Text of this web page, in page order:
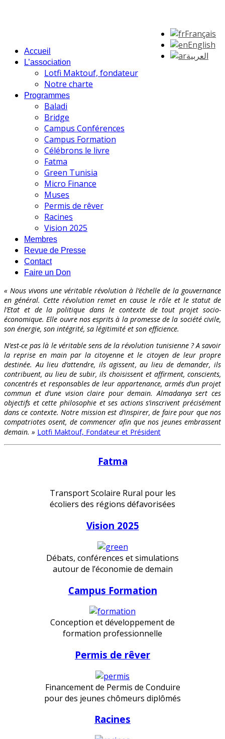
Français
English
العربية
Accueil
L’association
Lotfi Maktouf, fondateur
Notre charte
Programmes
Baladi
Bridge
Campus Conférences
Campus Formation
Célébrons le livre
Fatma
Green Tunisia
Micro Finance
Muses
Permis de rêver
Racines
Vision 2025
Membres
Revue de Presse
Contact
Faire un Don
« Nous vivons une véritable révolution à l’échelle de la gouvernance
en général. Cette révolution remet en cause le rôle et le statut de
l’Etat et de la politique dans le contexte de tout projet socio-
économique. Elle ouvre nos esprits à la promesse de la société civile,
son énergie, son intégrité, sa légitimité et son efficience.
N’est-ce pas là le véritable sens de la révolution tunisienne ? A savoir
la reprise en main par la citoyenne et le citoyen de leur propre
destinée. Au lieu d’attendre, ils agissent, au lieu de demander, ils
contribuent, au lieu de subir, ils choisissent et affirment, conscients,
concentrés et responsables de leur appartenance, armés d’un projet
commun et d’une vision claire pour demain. Almadanya sert ces
objectifs et cette philosophie et ses actions s’inscrivent précisément
dans ce contexte. Notre mission est d’inspirer, de faire pour que nos
compatriotes osent, de commencer afin que nos jeunes embrassent
demain. » Lotfi Maktouf, Fondateur et Président
Fatma
Transport Scolaire Rural pour les
écoliers des régions défavorisées
Vision 2025
Débats, conférences et simulations
autour de l’économie de demain
Campus Formation
Conception et développement de
formation professionnelle
Permis de rêver
Financement de Permis de Conduire
pour des jeunes chômeurs diplômés
Racines